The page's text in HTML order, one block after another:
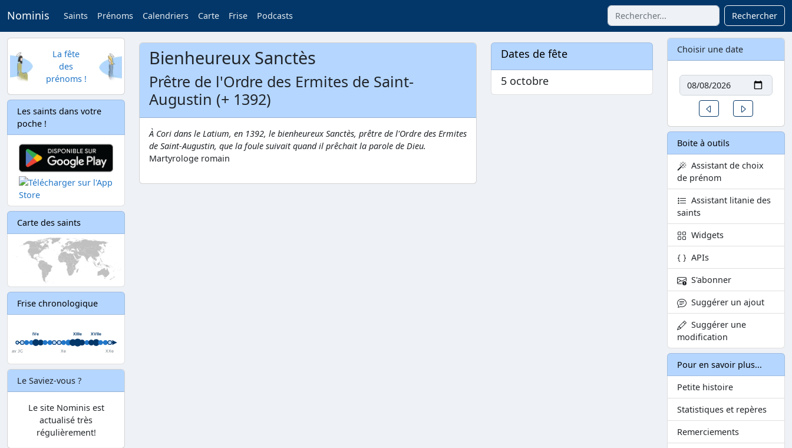
Nominis Saints Prénoms Calendriers Carte Frise Podcasts Rechercher
La fête
des
prénoms !
Les saints dans votre
poche !
Carte des saints
Frise chronologique
Le Saviez-vous ?
Le site Nominis est
actualisé très
régulièrement!
Bienheureux Sanctès
Prêtre de l'Ordre des Ermites de Saint-
Augustin (+ 1392)
À Cori dans le Latium, en 1392, le bienheureux Sanctès, prêtre de l'Ordre des Ermites
de Saint-Augustin, que la foule suivait quand il prêchait la parole de Dieu.
Martyrologe romain
Dates de fête
5 octobre
Choisir une date
Date
Un jour avant
Boite à outils
Assistant de choix
de prénom
Assistant litanie des
saints
Widgets
APIs
S'abonner
Suggérer un ajout
Suggérer une
modification
Pour en savoir plus...
Petite histoire
Statistiques et repères
Remerciements